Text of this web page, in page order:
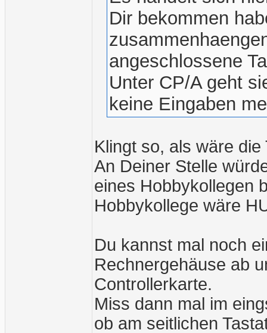
Dir bekommen
angeschlossene
Unter CP/A geht
keine Eingaben
Klingt so, als wäre
An Deiner Stelle
eines Hobbykollegen
Hobbykollege wäre
Du kannst mal noch
Rechnergehäuse ab
Controllerkarte.
Miss dann mal im
ob am seitlichen